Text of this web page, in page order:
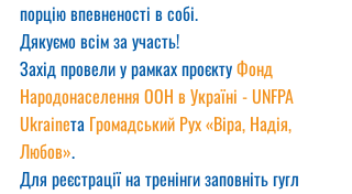
порцію впевненості в собі.
Дякуємо всім за участь!
Захід провели у рамках проєкту Фонд
Народонаселення ООН в Україні - UNFPA
Ukraineта Громадський Рух «Віра, Надія,
Любов».
Для реєстрації на тренінги заповніть гугл